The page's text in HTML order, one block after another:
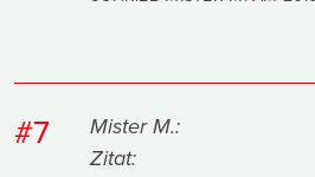
#7
Mister M.:
Zitat: